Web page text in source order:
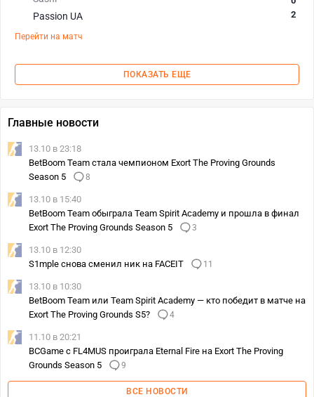
Passion UA
2
Перейти на матч
ПОКАЗАТЬ ЕЩЕ
Главные новости
13.10 в 23:18
BetBoom Team стала чемпионом Exort The Proving Grounds
Season 5
8
13.10 в 15:40
BetBoom Team обыграла Team Spirit Academy и прошла в финал
Exort The Proving Grounds Season 5
3
13.10 в 12:30
S1mple снова сменил ник на FACEIT
11
13.10 в 10:30
BetBoom Team или Team Spirit Academy — кто победит в матче на
Exort The Proving Grounds S5?
4
11.10 в 20:21
BCGame с FL4MUS проиграла Eternal Fire на Exort The Proving
Grounds Season 5
9
ВСЕ НОВОСТИ